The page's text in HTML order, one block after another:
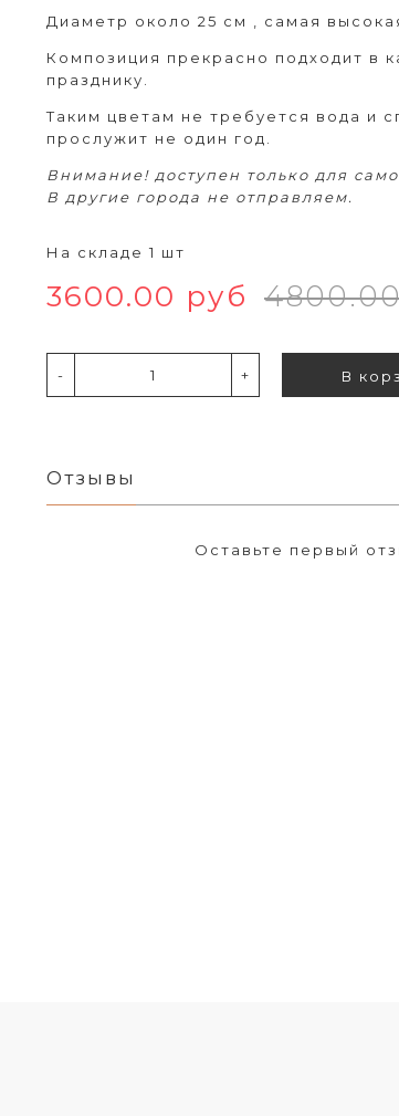
Диаметр около 25 см , самая
Композиция прекрасно подходит в
празднику.
Таким цветам не требуется вода и
прослужит не один год.
Внимание! доступен только для
В другие города не отправляем.
На складе 1 шт
3600.00 руб
- + В
Отзывы
Оставьте первый